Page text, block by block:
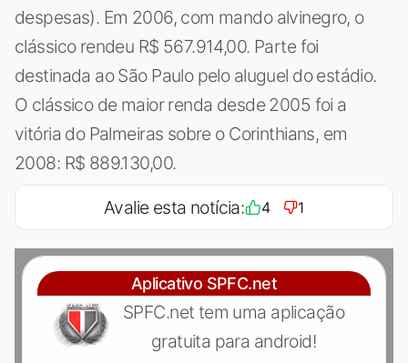
despesas). Em 2006, com mando alvinegro, o
clássico rendeu R$ 567.914,00. Parte foi
destinada ao São Paulo pelo aluguel do estádio.
O clássico de maior renda desde 2005 foi a
vitória do Palmeiras sobre o Corinthians, em
2008: R$ 889.130,00.
Avalie esta notícia: 4 1
Aplicativo SPFC.net
SPFC.net tem uma aplicação
gratuita para android!